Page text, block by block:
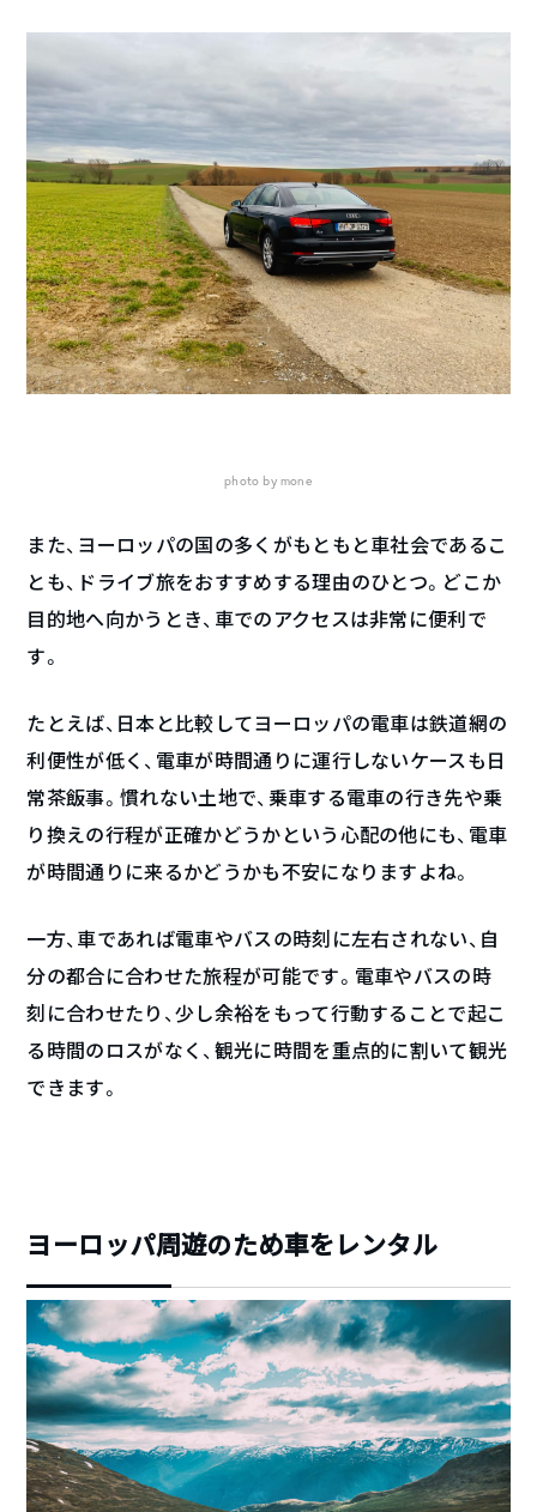
photo by mone
また、ヨーロッパの国の多くがもともと車社会であるこ
とも、ドライブ旅をおすすめする理由のひとつ。どこか
目的地へ向かうとき、車でのアクセスは非常に便利で
す。
たとえば、日本と比較してヨーロッパの電車は鉄道網の
利便性が低く、電車が時間通りに運行しないケースも日
常茶飯事。慣れない土地で、乗車する電車の行き先や乗
り換えの行程が正確かどうかという心配の他にも、電車
が時間通りに来るかどうかも不安になりますよね。
一方、車であれば電車やバスの時刻に左右されない、自
分の都合に合わせた旅程が可能です。電車やバスの時
刻に合わせたり、少し余裕をもって行動することで起こ
る時間のロスがなく、観光に時間を重点的に割いて観光
できます。
ヨーロッパ周遊のため車をレンタル